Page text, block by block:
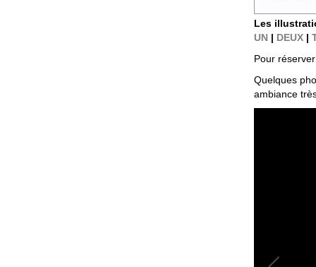
Les
UN | DEUX |
Pour
Quelques
ambiance